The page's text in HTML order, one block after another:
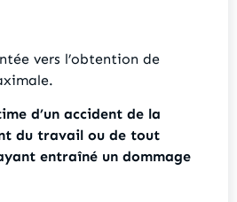
vers l’obtention de
d’un accident de la
du travail ou de tout
entraîné un dommage